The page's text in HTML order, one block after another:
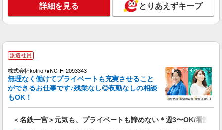
キープ 詳細を見る
詳細を見る とりあえずキープ
派遣社員
株式会社kotrio /●NG-H-2093343
無理なく働けてプライベートも充実させること
ができるお仕事です♪残業なし◎夜勤なしの相談
もOK！
＜名鉄一宮＞元気も、プライベートも諦めない＊週3〜OK/看護助